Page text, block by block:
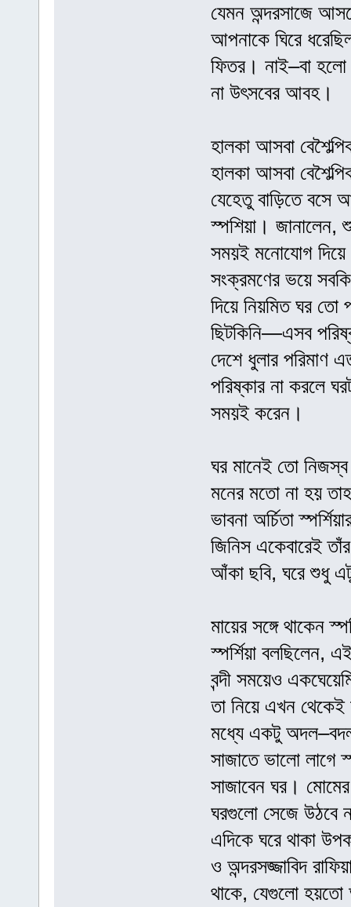
যেমন অন্দরসাজে
আপনাকে ঘিরে
ফিতর। নাই–বা হলো
না উৎসবের আবহ।
হালকা আসবা
হালকা আসবা
যেহেতু বাড়িতে বসে
স্পশিয়া। জানালেন,
সময়ই মনোযোগ
সংক্রমণের ভয়ে
দিয়ে নিয়মিত ঘর তো
ছিটকিনি—এসব
দেশে ধুলার পরিমাণ
পরিষ্কার না করলে
সময়ই করেন।
ঘর মানেই তো
মনের মতো না হয়
ভাবনা অর্চিতা
জিনিস একেবারেই
আঁকা ছবি, ঘরে শুধু
মায়ের সঙ্গে থাকেন
স্পর্শিয়া বলছিলেন,
বন্দী সময়েও
তা নিয়ে এখন
মধ্যে একটু
সাজাতে ভালো লাগে
সাজাবেন ঘর।
ঘরগুলো সেজে উঠবে
এদিকে ঘরে থাকা
ও অন্দরসজ্জাবিদ
থাকে, যেগুলো